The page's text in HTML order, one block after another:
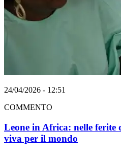
24/04/2026 - 12:51
COMMENTO
Leone in Africa: nelle ferite
viva per il mondo